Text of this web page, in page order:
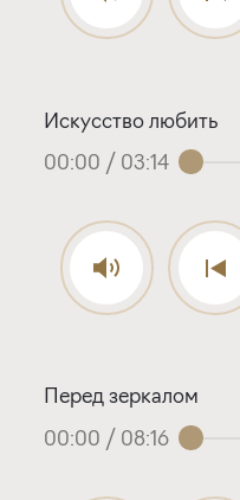
Искусство любить
00:00 / 03:14
Перед зеркалом
00:00 / 08:16